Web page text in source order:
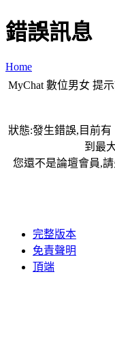
錯誤訊息
Home
MyChat 數位男女 提
狀態:發生錯誤,目前有
到最
您還不是論壇會員,
完整版本
免責聲明
頂端